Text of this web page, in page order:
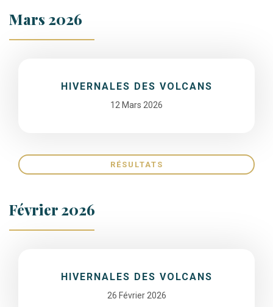
Mars 2026
HIVERNALES DES VOLCANS
12 Mars 2026
RÉSULTATS
Février 2026
HIVERNALES DES VOLCANS
26 Février 2026